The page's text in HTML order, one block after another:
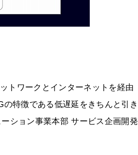
トワークとインターネットを経由
特徴である低遅延をきちんと引き
ション事業本部 サービス企画開発